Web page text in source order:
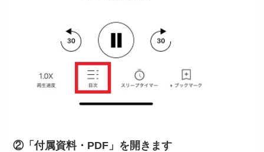
②「付属資料・PDF」を開きます